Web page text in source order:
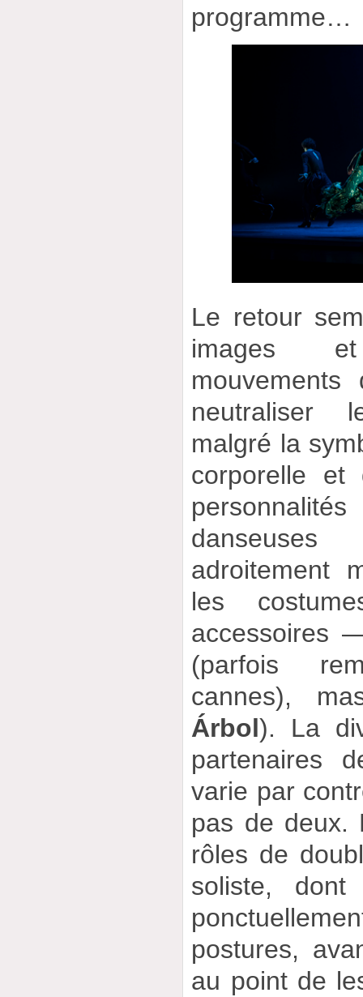
programme…
Le retour
images
neutraliser
malgré la
corporelle
adroitement
les
accessoires
(parfois
cannes),
Árbol). La
partenaires
varie par
pas de deux.
rôles de
soliste, dont
postures,
au point de